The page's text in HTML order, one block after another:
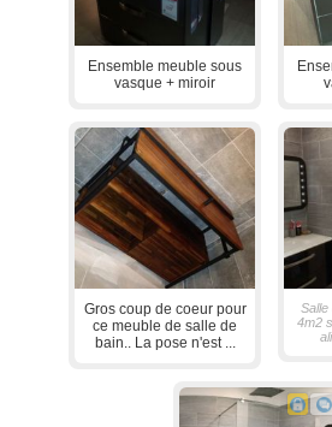
Ensemble meuble sous
vasque + miroir
Gros coup de coeur pour
ce meuble de salle de
bain.. La pose n'est ...
Salle
4m2